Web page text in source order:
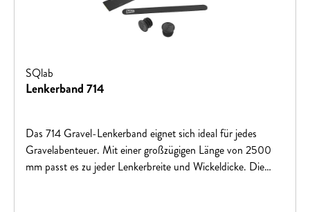
(EFFEKTIV)BREITE(N) IN MM: 30LÄNGE IN
MM: 2500DIN/ASTM KATEGORIEN: 2
SQlab
Lenkerband 714
Das 714 Gravel-Lenkerband eignet sich ideal für jedes
Gravelabenteuer. Mit einer großzügigen Länge von 2500
mm passt es zu jeder Lenkerbreite und Wickeldicke. Die